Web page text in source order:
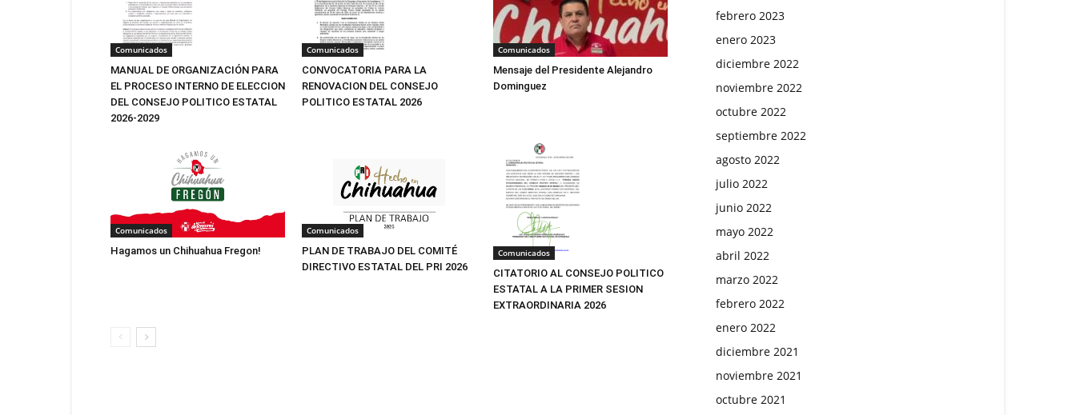
Comunicados
MANUAL DE ORGANIZACIÓN PARA
EL PROCESO INTERNO DE ELECCION
DEL CONSEJO POLITICO ESTATAL
2026-2029
Comunicados
CONVOCATORIA PARA LA
RENOVACION DEL CONSEJO
POLITICO ESTATAL 2026
Comunicados
Mensaje del Presidente Alejandro
Dominguez
Comunicados
Hagamos un Chihuahua Fregon!
Comunicados
PLAN DE TRABAJO DEL COMITÉ
DIRECTIVO ESTATAL DEL PRI 2026
Comunicados
CITATORIO AL CONSEJO POLITICO
ESTATAL A LA PRIMER SESION
EXTRAORDINARIA 2026
febrero 2023
enero 2023
diciembre 2022
noviembre 2022
octubre 2022
septiembre 2022
agosto 2022
julio 2022
junio 2022
mayo 2022
abril 2022
marzo 2022
febrero 2022
enero 2022
diciembre 2021
noviembre 2021
octubre 2021